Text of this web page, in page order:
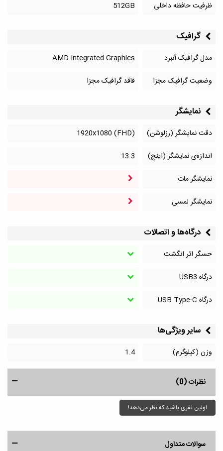
ظرفیت حافظه داخلی 512GB
گرافیک
مدل گرافیک آنبرد
AMD Integrated Graphics
وضعیت گرافیک مجزا
فاقد گرافیک مجزا
نمایشگر
دقت نمایشگر (رزلوشن)
1920x1080 (FHD)
اندازه‌ی نمایشگر (اینچ)
13.3
نمایشگر مات
نمایشگر لمسی
درگاه‌ها و اتصالات
حسگر اثر انگشت
درگاه‌ USB3
درگاه‌ USB Type-C
سایر ویژگی‌ها
وزن (کیلوگرم) 1.4
نظرات (0)
اولین نفری باشید که نظر می‌دهد!
سوالات متداول